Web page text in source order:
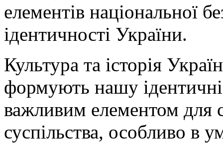
елементів національної
ідентичності України.
Культура та історія
формують нашу
важливим елементом для
суспільства, особливо в